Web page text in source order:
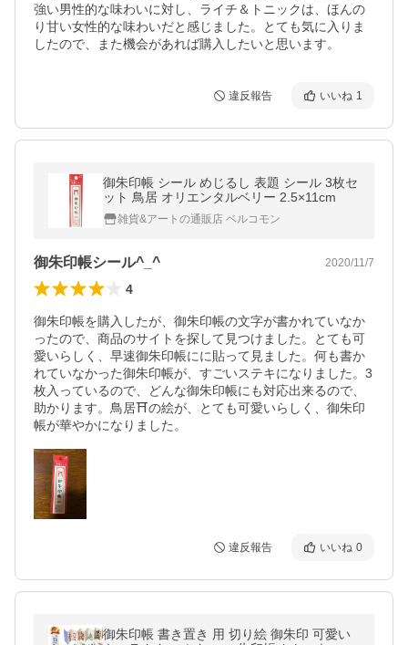
強い男性的な味わいに対し、ライチ＆トニックは、ほんの
り甘い女性的な味わいだと感じました。とても気に入りま
したので、また機会があれば購入したいと思います。
違反報告 いいね 1
御朱印帳 シール めじるし 表題 シール 3枚セ
ット 鳥居 オリエンタルベリー 2.5×11cm
雑貨&アートの通販店 ベルコモン
御朱印帳シール^_^ 2020/11/7
4
御朱印帳を購入したが、御朱印帳の文字が書かれていなか
ったので、商品のサイトを探して見つけました。とても可
愛いらしく、早速御朱印帳にに貼って見ました。何も書か
れていなかった御朱印帳が、すごいステキになりました。3
枚入っているので、どんな御朱印帳にも対応出来るので、
助かります。鳥居⛩の絵が、とても可愛いらしく、御朱印
帳が華やかになりました。
違反報告 いいね 0
御朱印帳 書き置き 用 切り絵 御朱印 可愛い